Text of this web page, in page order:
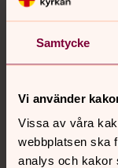
Samtycke
Vi använder
Vissa av våra
webbplatsen ska
analys och kakor